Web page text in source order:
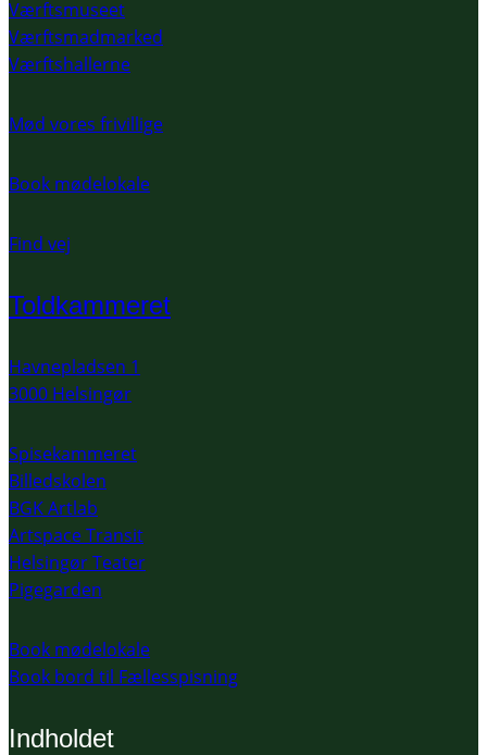
Værftsmuseet
Værftsmadmarked
Værftshallerne
Mød vores frivillige
Book mødelokale
Find vej
Toldkammeret
Havnepladsen 1
3000 Helsingør
Spisekammeret
Billedskolen
BGK Artlab
Artspace Transit
Helsingør Teater
Pigegarden
Book mødelokale
Book bord til Fællesspisning
Indholdet